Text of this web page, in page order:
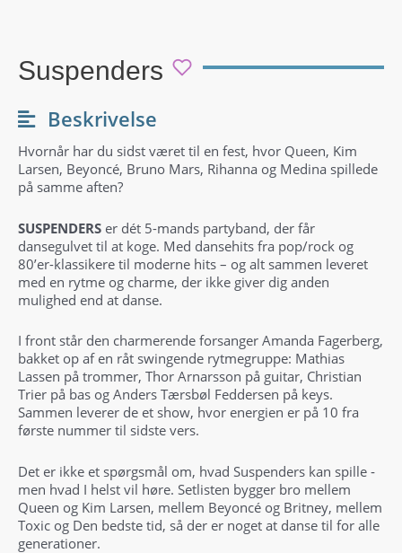
Suspenders
Beskrivelse
Hvornår har du sidst været til en fest, hvor Queen, Kim
Larsen, Beyoncé, Bruno Mars, Rihanna og Medina spillede
på samme aften?
SUSPENDERS er dét 5-mands partyband, der får
dansegulvet til at koge. Med dansehits fra pop/rock og
80’er-klassikere til moderne hits – og alt sammen leveret
med en rytme og charme, der ikke giver dig anden
mulighed end at danse.
I front står den charmerende forsanger Amanda Fagerberg,
bakket op af en råt swingende rytmegruppe: Mathias
Lassen på trommer, Thor Arnarsson på guitar, Christian
Trier på bas og Anders Tærsbøl Feddersen på keys.
Sammen leverer de et show, hvor energien er på 10 fra
første nummer til sidste vers.
Det er ikke et spørgsmål om, hvad Suspenders kan spille ‑
men hvad I helst vil høre. Setlisten bygger bro mellem
Queen og Kim Larsen, mellem Beyoncé og Britney, mellem
Toxic og Den bedste tid, så der er noget at danse til for alle
generationer.